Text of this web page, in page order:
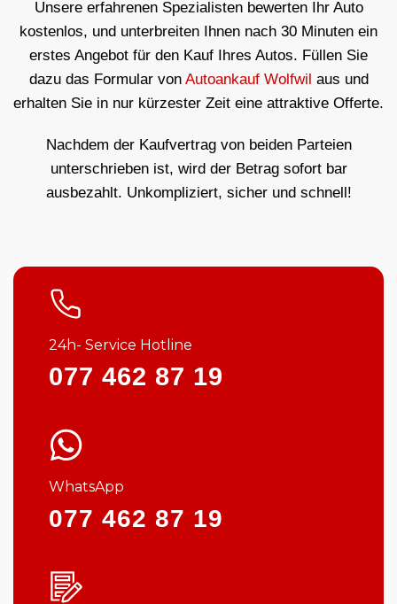
Unsere erfahrenen Spezialisten bewerten Ihr Auto
kostenlos, und unterbreiten Ihnen nach 30 Minuten ein
erstes Angebot für den Kauf Ihres Autos. Füllen Sie
dazu das Formular von Autoankauf Wolfwil aus und
erhalten Sie in nur kürzester Zeit eine attraktive Offerte.
Nachdem der Kaufvertrag von beiden Parteien
unterschrieben ist, wird der Betrag sofort bar
ausbezahlt. Unkompliziert, sicher und schnell!
24h- Service Hotline
077 462 87 19
WhatsApp
077 462 87 19